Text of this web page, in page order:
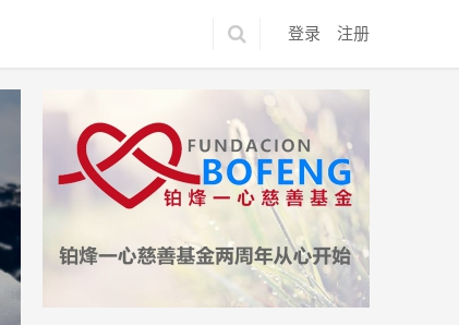
登录 注册